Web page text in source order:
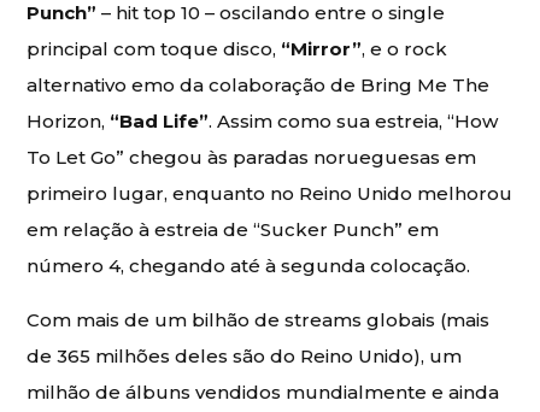
Punch” – hit top 10 – oscilando entre o single
principal com toque disco, “Mirror”, e o rock
alternativo emo da colaboração de Bring Me The
Horizon, “Bad Life”. Assim como sua estreia, “How
To Let Go” chegou às paradas norueguesas em
primeiro lugar, enquanto no Reino Unido melhorou
em relação à estreia de “Sucker Punch” em
número 4, chegando até à segunda colocação.
Com mais de um bilhão de streams globais (mais
de 365 milhões deles são do Reino Unido), um
milhão de álbuns vendidos mundialmente e ainda